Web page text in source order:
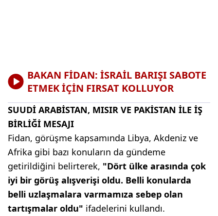
BAKAN FİDAN: İSRAİL BARIŞI SABOTE
ETMEK İÇİN FIRSAT KOLLUYOR
SUUDİ ARABİSTAN, MISIR VE PAKİSTAN İLE İŞ
BİRLİĞİ MESAJI
Fidan, görüşme kapsamında Libya, Akdeniz ve
Afrika gibi bazı konuların da gündeme
getirildiğini belirterek, "Dört ülke arasında çok
iyi bir görüş alışverişi oldu. Belli konularda
belli uzlaşmalara varmamıza sebep olan
tartışmalar oldu" ifadelerini kullandı.